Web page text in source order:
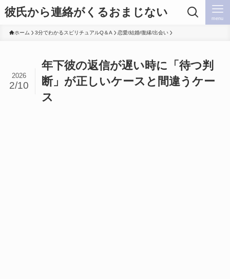
彼氏から連絡がくるおまじない menu
ホーム 3分でわかるスピリチュアルQ＆A 恋愛/結婚/復縁/出会い
年下彼の返信が遅い時に「待つ判
断」が正しいケースと間違うケー
ス
2026
2/10